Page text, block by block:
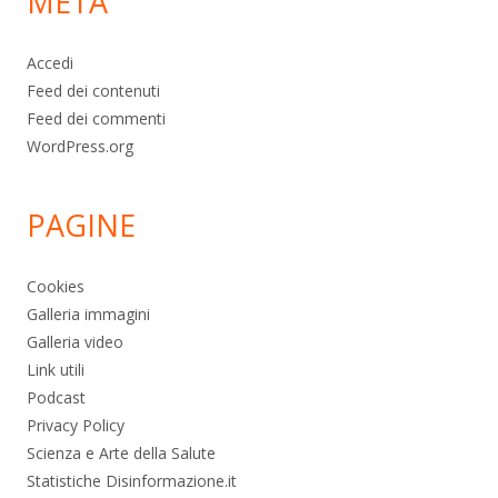
Accedi
Feed dei contenuti
Feed dei commenti
WordPress.org
PAGINE
Cookies
Galleria immagini
Galleria video
Link utili
Podcast
Privacy Policy
Scienza e Arte della Salute
Statistiche Disinformazione.it